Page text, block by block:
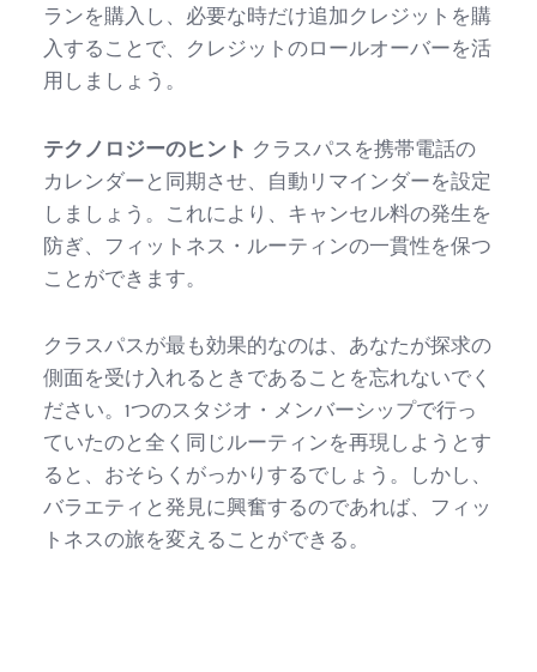
ランを購入し、必要な時だけ追加クレジットを購
入することで、クレジットのロールオーバーを活
用しましょう。
テクノロジーのヒント クラスパスを携帯電話の
カレンダーと同期させ、自動リマインダーを設定
しましょう。これにより、キャンセル料の発生を
防ぎ、フィットネス・ルーティンの一貫性を保つ
ことができます。
クラスパスが最も効果的なのは、あなたが探求の
側面を受け入れるときであることを忘れないでく
ださい。1つのスタジオ・メンバーシップで行っ
ていたのと全く同じルーティンを再現しようとす
ると、おそらくがっかりするでしょう。しかし、
バラエティと発見に興奮するのであれば、フィッ
トネスの旅を変えることができる。